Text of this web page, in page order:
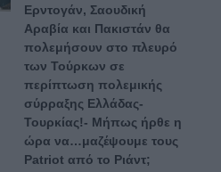
Ερντογάν, Σαουδική
Αραβία και Πακιστάν θα
πολεμήσουν στο πλευρό
των Τούρκων σε
περίπτωση πολεμικής
σύρραξης Ελλάδας-
Τουρκίας!- Μήπως ήρθε η
ώρα να…μαζέψουμε τους
Patriot από το Ριάντ;